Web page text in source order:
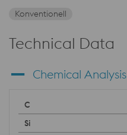
Konventionell
Technical Data
Chemical Analysis